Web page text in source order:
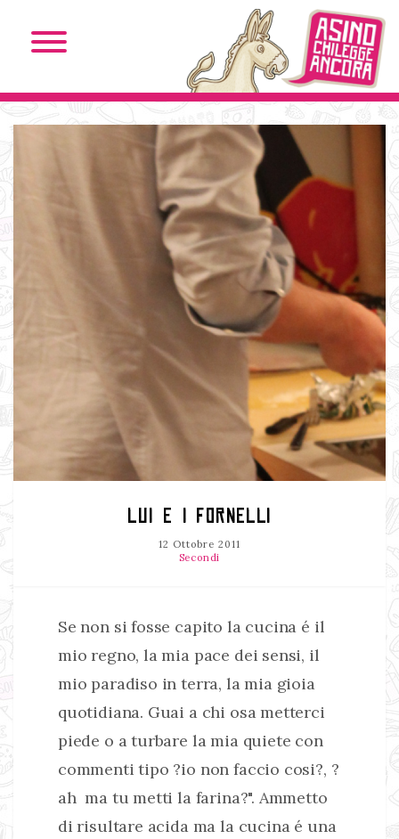
LUI E I FORNELLI
12 Ottobre 2011
Secondi
Se non si fosse capito la cucina é il
mio regno, la mia pace dei sensi, il
mio paradiso in terra, la mia gioia
quotidiana. Guai a chi osa metterci
piede o a turbare la mia quiete con
commenti tipo ?io non faccio cosi?, ?
ah ma tu metti la farina?". Ammetto
di risultare acida ma la cucina é una